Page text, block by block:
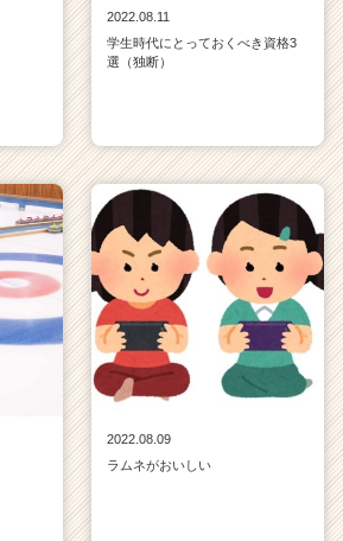
2022.08.11
学生時代にとっておくべき資格3
選（独断）
2022.08.09
ラムネがおいしい